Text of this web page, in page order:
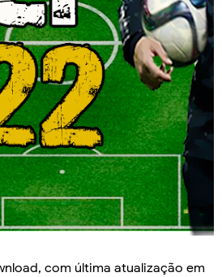
com última atualização em